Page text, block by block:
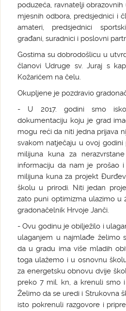
poduzeća, ravnatelji
mjesnih odbora, predsjednici i
amateri, predsjednici
građani, suradnici i poslovni
Gostima su dobrodošlicu u
članovi Udruge sv. Juraj s
Kožarićem na čelu.
Okupljene je pozdravio
- U 2017. godini smo
dokumentaciju koju je grad
mogu reći da niti jedna prijava
svakom natječaju u ovoj godini
milijuna kuna za
informaciju da nam je prošao
milijuna kuna za projekt
školu u prirodi. Niti jedan
zato puni optimizma ulazimo u
gradonačelnik Hrvoje Janči.
- Ovu godinu je obilježilo i
ulaganjem u najmlađe želimo
da u gradu ima više mladih
toga ulažemo i u osnovnu
za energetsku obnovu dvije
preko 7 mil. kn, a krenuli smo
Želimo da se uredi i Strukovna
isto pokrenuli razgovore i